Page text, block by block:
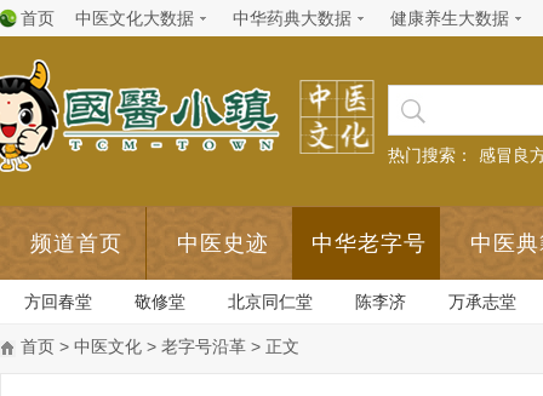
首页 中医文化大数据 中华药典大数据 健康养生大数据
热门搜索： 感冒良
频道首页 中医史迹 中华老字号 中医
方回春堂 敬修堂 北京同仁堂 陈李济 万承志堂
首页 > 中医文化 > 老字号沿革 > 正文